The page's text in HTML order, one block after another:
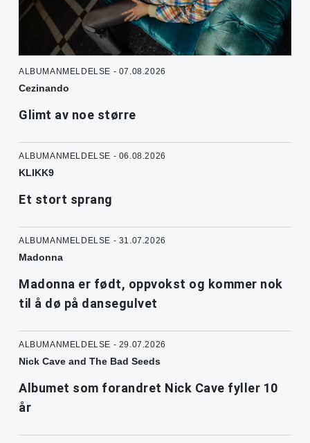
ALBUMANMELDELSE - 07.08.2026
Cezinando
Glimt av noe større
ALBUMANMELDELSE - 06.08.2026
KLIKK9
Et stort sprang
ALBUMANMELDELSE - 31.07.2026
Madonna
Madonna er født, oppvokst og kommer nok
til å dø på dansegulvet
ALBUMANMELDELSE - 29.07.2026
Nick Cave and The Bad Seeds
Albumet som forandret Nick Cave fyller 10
år